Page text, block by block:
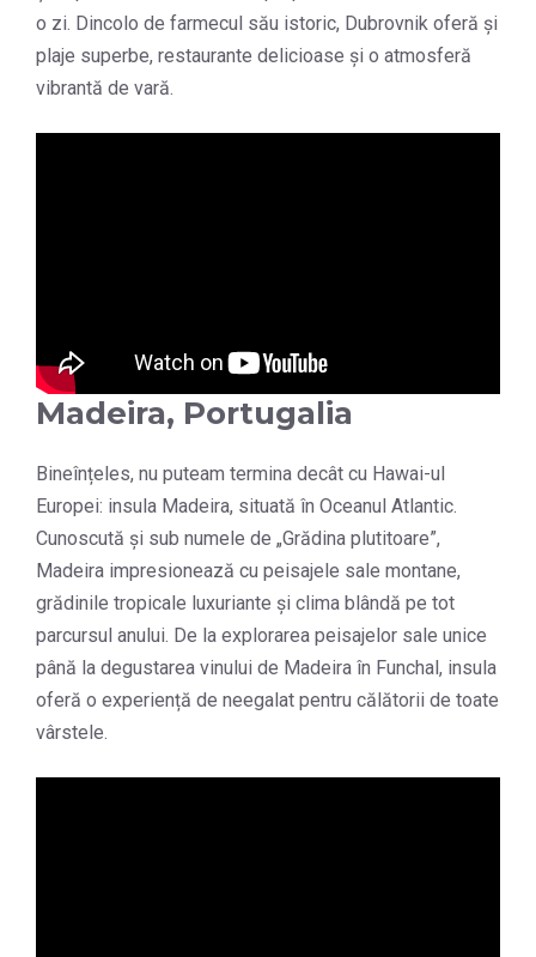
o zi. Dincolo de farmecul său istoric, Dubrovnik oferă și
plaje superbe, restaurante delicioase și o atmosferă
vibrantă de vară.
Madeira, Portugalia
Bineînțeles, nu puteam termina decât cu Hawai-ul
Europei: insula Madeira, situată în Oceanul Atlantic.
Cunoscută și sub numele de „Grădina plutitoare”,
Madeira impresionează cu peisajele sale montane,
grădinile tropicale luxuriante și clima blândă pe tot
parcursul anului. De la explorarea peisajelor sale unice
până la degustarea vinului de Madeira în Funchal, insula
oferă o experiență de neegalat pentru călătorii de toate
vârstele.